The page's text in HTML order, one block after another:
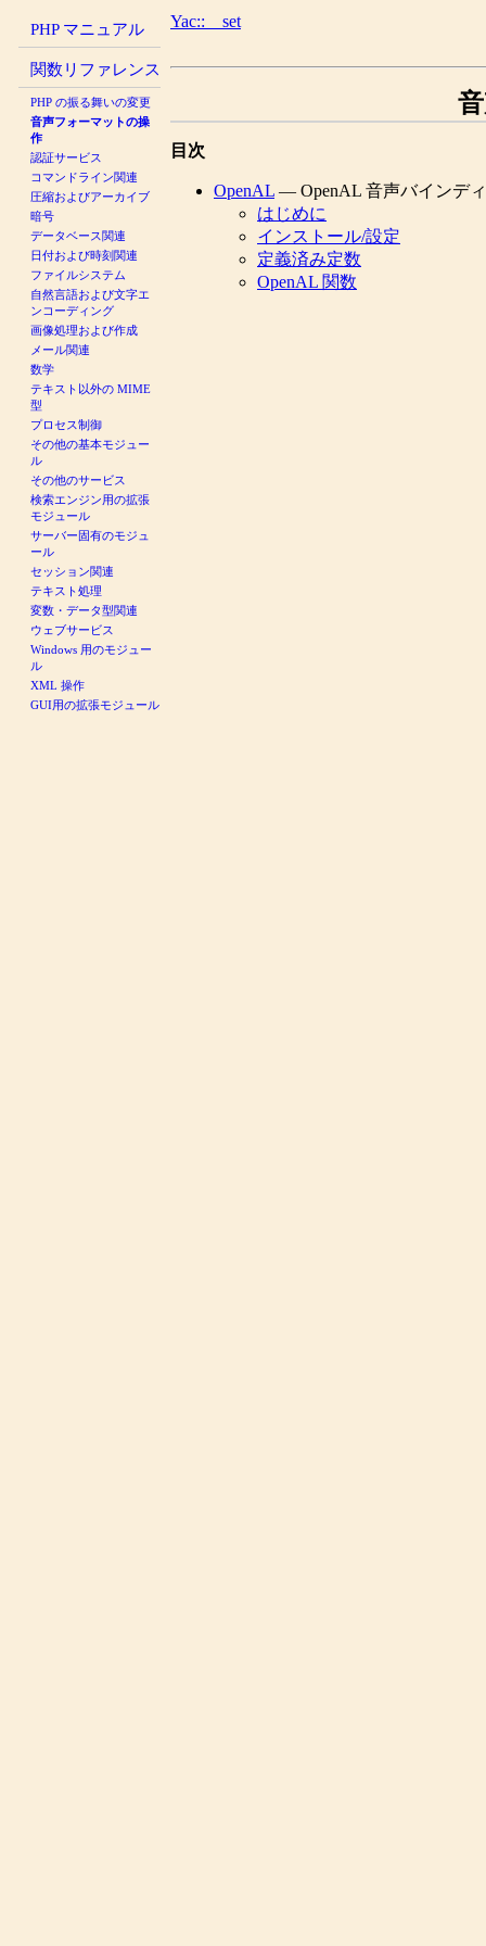
PHP マニュアル
関数リファレンス
PHP の振る舞いの変更
音声フォーマットの操
作
認証サービス
コマンドライン関連
圧縮およびアーカイブ
暗号
データベース関連
日付および時刻関連
ファイルシステム
自然言語および文字エ
ンコーディング
画像処理および作成
メール関連
数学
テキスト以外の MIME
型
プロセス制御
その他の基本モジュー
ル
その他のサービス
検索エンジン用の拡張
モジュール
サーバー固有のモジュ
ール
セッション関連
テキスト処理
変数・データ型関連
ウェブサービス
Windows 用のモジュー
ル
XML 操作
GUI用の拡張モジュール
Yac::__set
目次
OpenAL — OpenAL 音声バインデ
はじめに
インストール/設定
定義済み定数
OpenAL 関数